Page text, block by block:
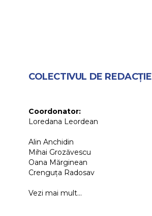
COLECTIVUL DE REDACȚIE
Coordonator:
Loredana Leordean
Alin Anchidin
Mihai Grozăvescu
Oana Mărginean
Crenguța Radosav
Vezi mai mult...